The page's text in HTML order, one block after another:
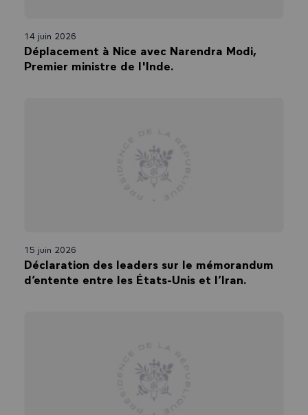
14 juin 2026
Déplacement à Nice avec Narendra Modi,
Premier ministre de l'Inde.
15 juin 2026
Déclaration des leaders sur le mémorandum
d’entente entre les États-Unis et l’Iran.